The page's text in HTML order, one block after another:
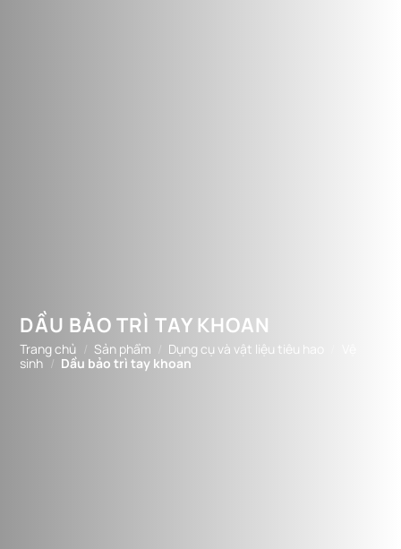
DẦU BẢO TRÌ TAY KHOAN
Trang chủ / Sản phẩm Dụng cụ và vật liệu tiêu hao
sinh / Dầu bảo trì tay khoan